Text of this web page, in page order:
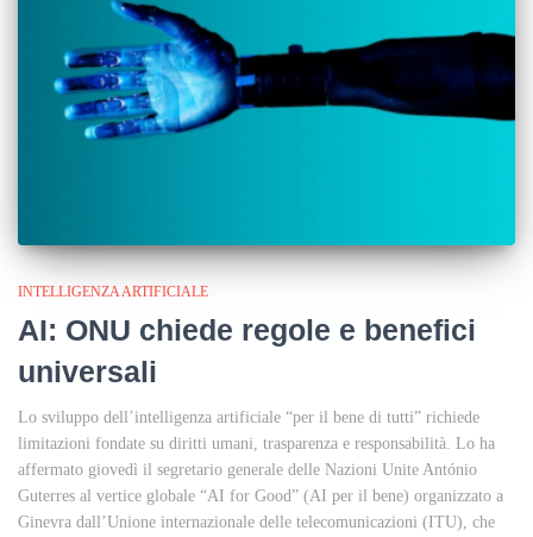
INTELLIGENZA ARTIFICIALE
AI: ONU chiede regole e benefici
universali
Lo sviluppo dell’intelligenza artificiale “per il bene di tutti” richiede
limitazioni fondate su diritti umani, trasparenza e responsabilità. Lo ha
affermato giovedì il segretario generale delle Nazioni Unite António
Guterres al vertice globale “AI for Good” (AI per il bene) organizzato a
Ginevra dall’Unione internazionale delle telecomunicazioni (ITU), che